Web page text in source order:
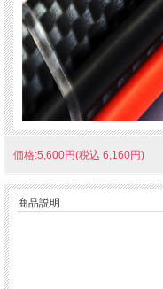
価格:5,600円(税込 6,160円)
商品説明